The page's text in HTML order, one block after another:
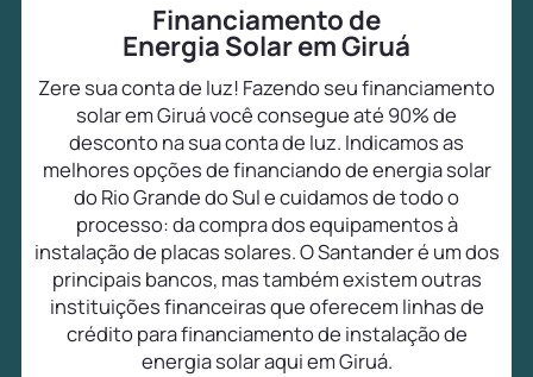
Financiamento de
Energia Solar em Giruá
Zere sua conta de luz! Fazendo seu financiamento
solar em Giruá você consegue até 90% de
desconto na sua conta de luz. Indicamos as
melhores opções de financiando de energia solar
do Rio Grande do Sul e cuidamos de todo o
processo: da compra dos equipamentos à
instalação de placas solares. O Santander é um dos
principais bancos, mas também existem outras
instituições financeiras que oferecem linhas de
crédito para financiamento de instalação de
energia solar aqui em Giruá.